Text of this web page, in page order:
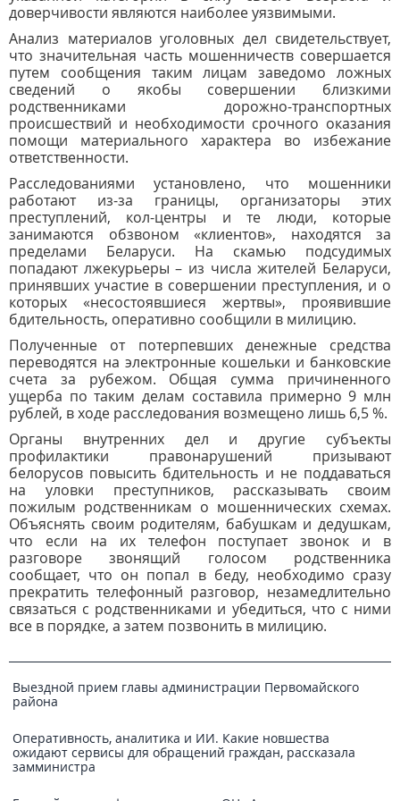
доверчивости являются наиболее уязвимыми.
Анализ материалов уголовных дел свидетельствует,
что значительная часть мошенничеств совершается
путем сообщения таким лицам заведомо ложных
сведений о якобы совершении близкими
родственниками дорожно-транспортных
происшествий и необходимости срочного оказания
помощи материального характера во избежание
ответственности.
Расследованиями установлено, что мошенники
работают из-за границы, организаторы этих
преступлений, кол-центры и те люди, которые
занимаются обзвоном «клиентов», находятся за
пределами Беларуси. На скамью подсудимых
попадают лжекурьеры – из числа жителей Беларуси,
принявших участие в совершении преступления, и о
которых «несостоявшиеся жертвы», проявившие
бдительность, оперативно сообщили в милицию.
Полученные от потерпевших денежные средства
переводятся на электронные кошельки и банковские
счета за рубежом. Общая сумма причиненного
ущерба по таким делам составила примерно 9 млн
рублей, в ходе расследования возмещено лишь 6,5 %.
Органы внутренних дел и другие субъекты
профилактики правонарушений призывают
белорусов повысить бдительность и не поддаваться
на уловки преступников, рассказывать своим
пожилым родственникам о мошеннических схемах.
Объяснять своим родителям, бабушкам и дедушкам,
что если на их телефон поступает звонок и в
разговоре звонящий голосом родственника
сообщает, что он попал в беду, необходимо сразу
прекратить телефонный разговор, незамедлительно
связаться с родственниками и убедиться, что с ними
все в порядке, а затем позвонить в милицию.
Выездной прием главы администрации Первомайского
района
Оперативность, аналитика и ИИ. Какие новшества
ожидают сервисы для обращений граждан, рассказала
замминистра